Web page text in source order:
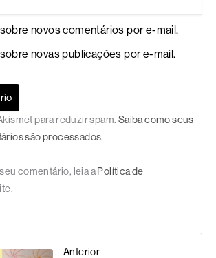
novos comentários por e-mail.
novas publicações por e-mail.
para reduzir spam. Saiba como seus
são processados.
comentário, leia a Política de
Anterior